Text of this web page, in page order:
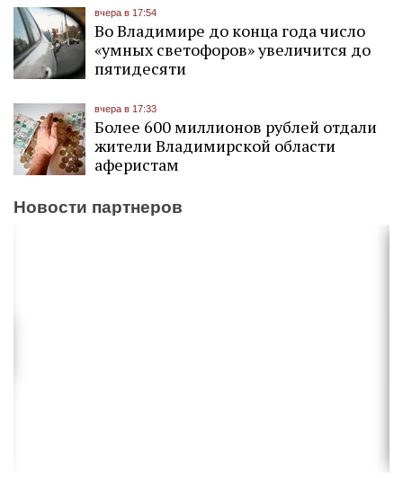
вчера в 17:54
Во Владимире до конца года число
«умных светофоров» увеличится до
пятидесяти
вчера в 17:33
Более 600 миллионов рублей отдали
жители Владимирской области
аферистам
Новости партнеров